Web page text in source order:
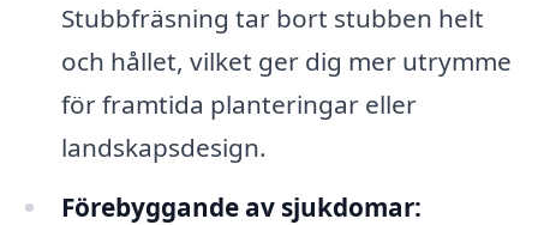
Stubbfräsning tar bort stubben helt
och hållet, vilket ger dig mer utrymme
för framtida planteringar eller
landskapsdesign.
Förebyggande av sjukdomar: